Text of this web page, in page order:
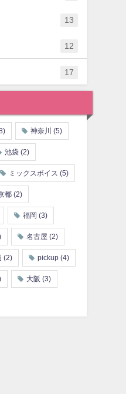
13
12
17
神奈川 (5)
池袋(2)
ミックスボイス (5)
都(2)
福岡 (3)
名古屋 (2)
(2) pickup(4)
大阪 (3)